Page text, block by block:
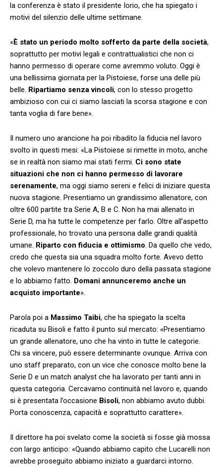
la conferenza è stato il presidente Iorio, che ha spiegato i
motivi del silenzio delle ultime settimane.
«È stato un periodo molto sofferto da parte della società,
soprattutto per motivi legali e contrattualistici che non ci
hanno permesso di operare come avremmo voluto. Oggi è
una bellissima giornata per la Pistoiese, forse una delle più
belle. Ripartiamo senza vincoli, con lo stesso progetto
ambizioso con cui ci siamo lasciati la scorsa stagione e con
tanta voglia di fare bene».
Il numero uno arancione ha poi ribadito la fiducia nel lavoro
svolto in questi mesi: «La Pistoiese si rimette in moto, anche
se in realtà non siamo mai stati fermi. Ci sono state
situazioni che non ci hanno permesso di lavorare
serenamente, ma oggi siamo sereni e felici di iniziare questa
nuova stagione. Presentiamo un grandissimo allenatore, con
oltre 600 partite tra Serie A, B e C. Non ha mai allenato in
Serie D, ma ha tutte le competenze per farlo. Oltre all’aspetto
professionale, ho trovato una persona dalle grandi qualità
umane. Riparto con fiducia e ottimismo. Da quello che vedo,
credo che questa sia una squadra molto forte. Avevo detto
che volevo mantenere lo zoccolo duro della passata stagione
e lo abbiamo fatto. Domani annunceremo anche un
acquisto importante».
Parola poi a Massimo Taibi, che ha spiegato la scelta
ricaduta su Bisoli e fatto il punto sul mercato: «Presentiamo
un grande allenatore, uno che ha vinto in tutte le categorie.
Chi sa vincere, può essere determinante ovunque. Arriva con
uno staff preparato, con un vice che conosce molto bene la
Serie D e un match analyst che ha lavorato per tanti anni in
questa categoria. Cercavamo continuità nel lavoro e, quando
si è presentata l’occasione Bisoli, non abbiamo avuto dubbi.
Porta conoscenza, capacità e soprattutto carattere».
Il direttore ha poi svelato come la società si fosse già mossa
con largo anticipo: «Quando abbiamo capito che Lucarelli non
avrebbe proseguito abbiamo iniziato a guardarci intorno.